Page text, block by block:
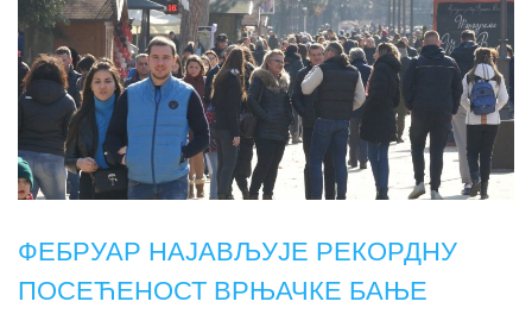
ФЕБРУАР НАЈАВЉУЈЕ РЕКОРДНУ
ПОСЕЋЕНОСТ ВРЊАЧКЕ БАЊЕ